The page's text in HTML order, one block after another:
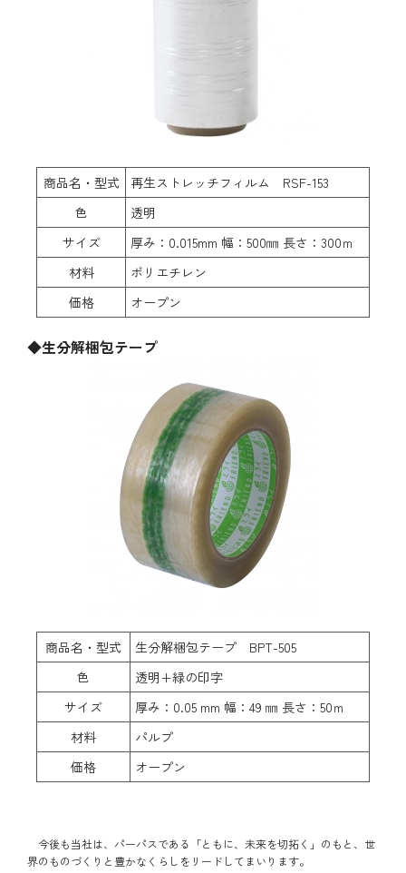
商品名・型式
再生ストレッチフィルム RSF-153
色
透明
サイズ
厚み：0.015mm 幅：500㎜ 長さ：300ｍ
材料
ポリエチレン
価格
オープン
◆生分解梱包テープ
商品名・型式
生分解梱包テープ BPT-505
色
透明+緑の印字
サイズ
厚み：0.05 mm 幅：49 ㎜ 長さ：50ｍ
材料
パルプ
価格
オープン
今後も当社は、パーパスである「ともに、未来を切拓く」のもと、世
界のものづくりと豊かなくらしをリードしてまいります。